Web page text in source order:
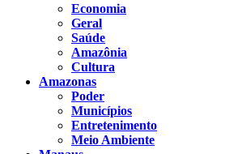
Economia
Geral
Saúde
Amazônia
Cultura
Amazonas
Poder
Municípios
Entretenimento
Meio Ambiente